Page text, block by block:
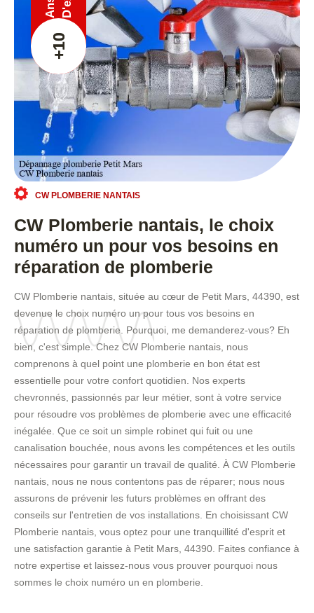
+10
Ans
CW PLOMBERIE NANTAIS
CW Plomberie nantais, le choix
numéro un pour vos besoins en
réparation de plomberie
CW Plomberie nantais, située au cœur de Petit Mars, 44390, est
devenue le choix numéro un pour tous vos besoins en
réparation de plomberie. Pourquoi, me demanderez-vous? Eh
bien, c'est simple. Chez CW Plomberie nantais, nous
comprenons à quel point une plomberie en bon état est
essentielle pour votre confort quotidien. Nos experts
chevronnés, passionnés par leur métier, sont à votre service
pour résoudre vos problèmes de plomberie avec une efficacité
inégalée. Que ce soit un simple robinet qui fuit ou une
canalisation bouchée, nous avons les compétences et les outils
nécessaires pour garantir un travail de qualité. À CW Plomberie
nantais, nous ne nous contentons pas de réparer; nous nous
assurons de prévenir les futurs problèmes en offrant des
conseils sur l'entretien de vos installations. En choisissant CW
Plomberie nantais, vous optez pour une tranquillité d'esprit et
une satisfaction garantie à Petit Mars, 44390. Faites confiance à
notre expertise et laissez-nous vous prouver pourquoi nous
sommes le choix numéro un en plomberie.